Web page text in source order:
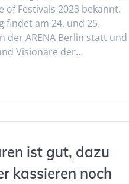
Festivals 2023 bekannt.
findet am 24. und 25.
der ARENA Berlin statt und
Visionäre der…
ist gut, dazu
kassieren noch